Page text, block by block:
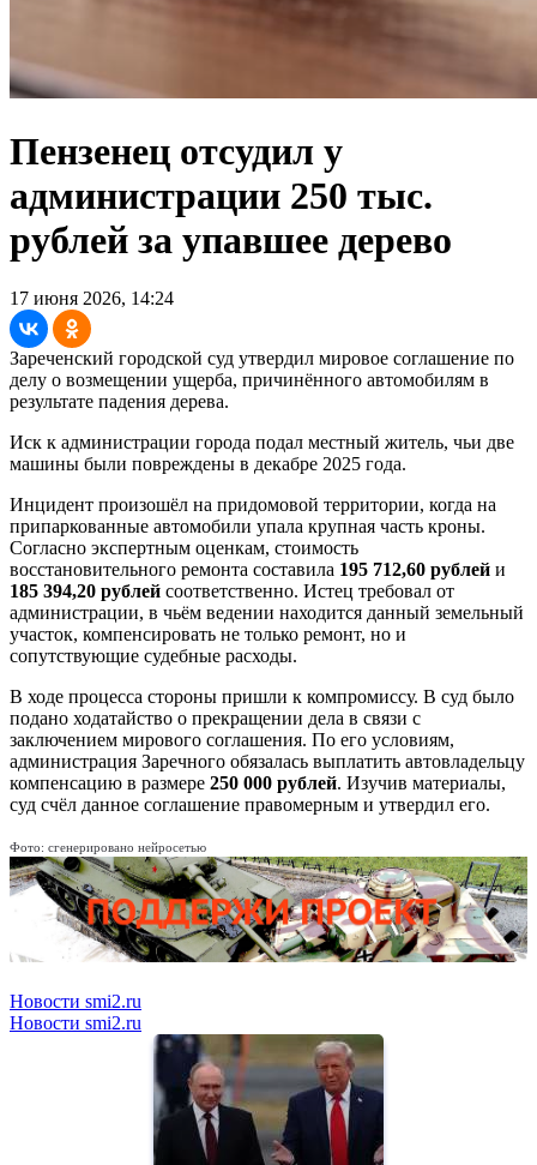
Пензенец отсудил у
администрации 250 тыс.
рублей за упавшее дерево
17 июня 2026, 14:24
Зареченский городской суд утвердил мировое соглашение по
делу о возмещении ущерба, причинённого автомобилям в
результате падения дерева.
Иск к администрации города подал местный житель, чьи две
машины были повреждены в декабре 2025 года.
Инцидент произошёл на придомовой территории, когда на
припаркованные автомобили упала крупная часть кроны.
Согласно экспертным оценкам, стоимость
восстановительного ремонта составила 195 712,60 рублей и
185 394,20 рублей соответственно. Истец требовал от
администрации, в чьём ведении находится данный земельный
участок, компенсировать не только ремонт, но и
сопутствующие судебные расходы.
В ходе процесса стороны пришли к компромиссу. В суд было
подано ходатайство о прекращении дела в связи с
заключением мирового соглашения. По его условиям,
администрация Заречного обязалась выплатить автовладельцу
компенсацию в размере 250 000 рублей. Изучив материалы,
суд счёл данное соглашение правомерным и утвердил его.
Фото: сгенерировано нейросетью
Новости smi2.ru
Новости smi2.ru